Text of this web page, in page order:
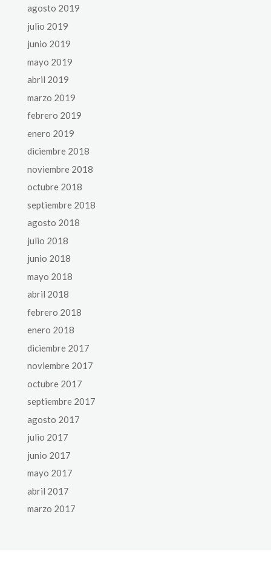
agosto 2019
julio 2019
junio 2019
mayo 2019
abril 2019
marzo 2019
febrero 2019
enero 2019
diciembre 2018
noviembre 2018
octubre 2018
septiembre 2018
agosto 2018
julio 2018
junio 2018
mayo 2018
abril 2018
febrero 2018
enero 2018
diciembre 2017
noviembre 2017
octubre 2017
septiembre 2017
agosto 2017
julio 2017
junio 2017
mayo 2017
abril 2017
marzo 2017